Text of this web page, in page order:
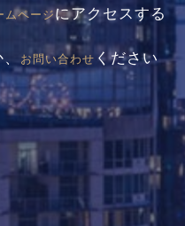
ムページにアクセスする
お問い合わせ ください